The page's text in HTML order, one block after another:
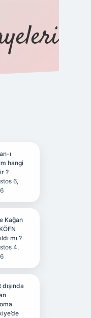
ı
hangi
?
6,
Kağan
mı ?
4,